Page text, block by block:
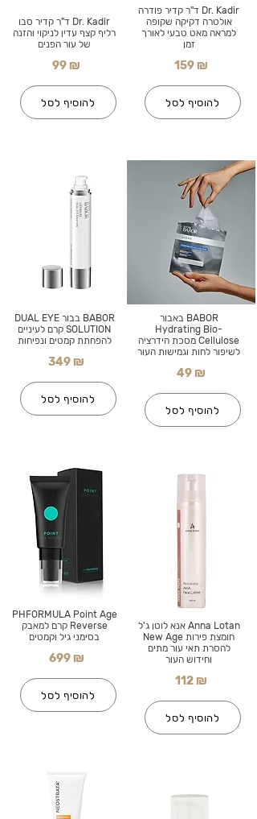
Dr. Kadir ד"ר קדיר סבו
רליף קצף עדין לניקוי והזנה
של עור הפנים
99 ₪
להוסיף לסל
BABOR בבור DUAL EYE
SOLUTION קרם לעיניים
להפחתת קמטים ונפיחות
349 ₪
להוסיף לסל
PHFORMULA Point Age
Reverse קרם למאבק
בסימני גיל וקמטים
699 ₪
להוסיף לסל
Dr. Kadir ד"ר קדיר פודרה
אולטרה דקיקה שקופה
למראה מאט טבעי לאורך
זמן
159 ₪
להוסיף לסל
BABOR באבור
Hydrating Bio-
Cellulose מסכת הידרציה
לשיפור לחות וגמישות העור
49 ₪
להוסיף לסל
Anna Lotan אנא לוטן ג'ל
חומצת פירות New Age
להסרת תאי עור מתים
וחידוש העור
112 ₪
להוסיף לסל